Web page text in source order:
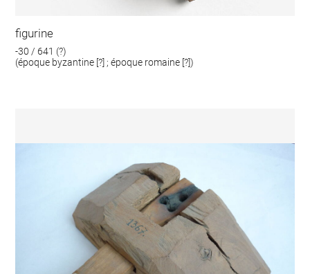
figurine
-30 / 641 (?)
(époque byzantine [?] ; époque romaine [?])